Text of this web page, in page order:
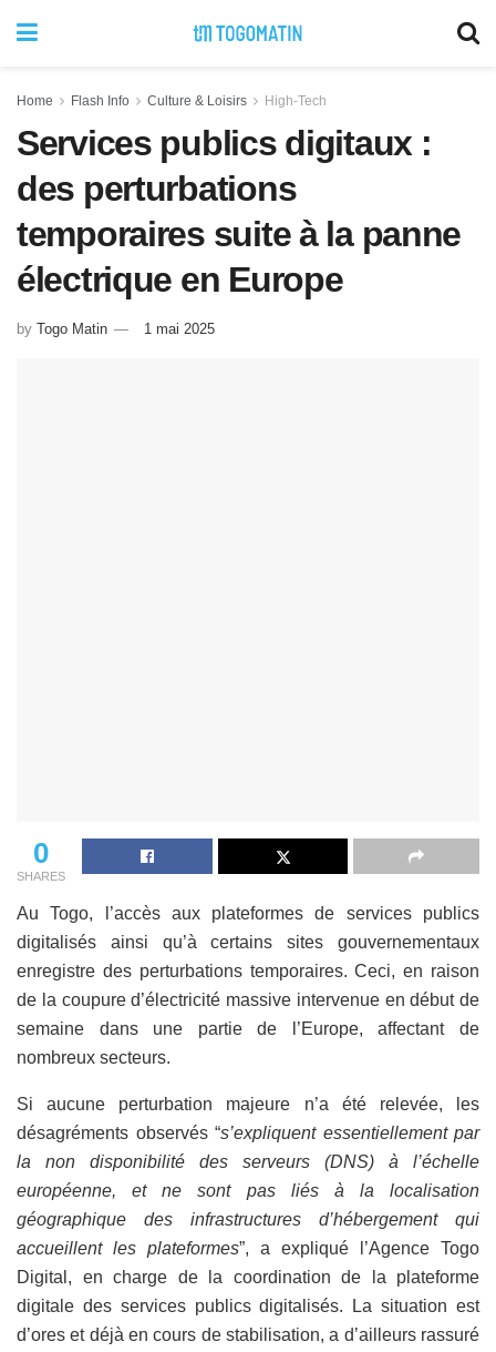
Home Flash Info Culture & Loisirs High-Tech
Services publics digitaux :
des perturbations
temporaires suite à la panne
électrique en Europe
by Togo Matin 1 mai 2025
0
SHARES
Au Togo, l’accès aux plateformes de services publics
digitalisés ainsi qu’à certains sites gouvernementaux
enregistre des perturbations temporaires. Ceci, en raison
de la coupure d’électricité massive intervenue en début de
semaine dans une partie de l’Europe, affectant de
nombreux secteurs.
Si aucune perturbation majeure n’a été relevée, les
désagréments observés “s’expliquent essentiellement par
la non disponibilité des serveurs (DNS) à l’échelle
européenne, et ne sont pas liés à la localisation
géographique des infrastructures d’hébergement qui
accueillent les plateformes”, a expliqué l’Agence Togo
Digital, en charge de la coordination de la plateforme
digitale des services publics digitalisés. La situation est
d’ores et déjà en cours de stabilisation, a d’ailleurs rassuré